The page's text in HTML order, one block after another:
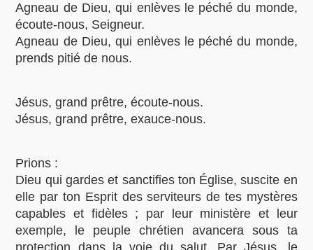
Agneau de Dieu, qui enlèves le péché du monde,
écoute-nous, Seigneur.
Agneau de Dieu, qui enlèves le péché du monde,
prends pitié de nous.
Jésus, grand prêtre, écoute-nous.
Jésus, grand prêtre, exauce-nous.
Prions :
Dieu qui gardes et sanctifies ton Église, suscite en
elle par ton Esprit des serviteurs de tes mystères
capables et fidèles ; par leur ministère et leur
exemple, le peuple chrétien avancera sous ta